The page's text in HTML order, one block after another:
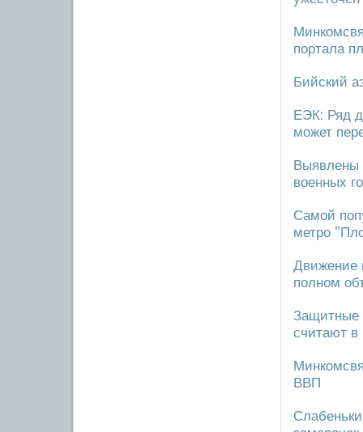
портала
Бийский
ЕЭК: Ряд
может
Выявлены
военных
Самой
метро
Движение
полном
Защитные
считают
ВВП